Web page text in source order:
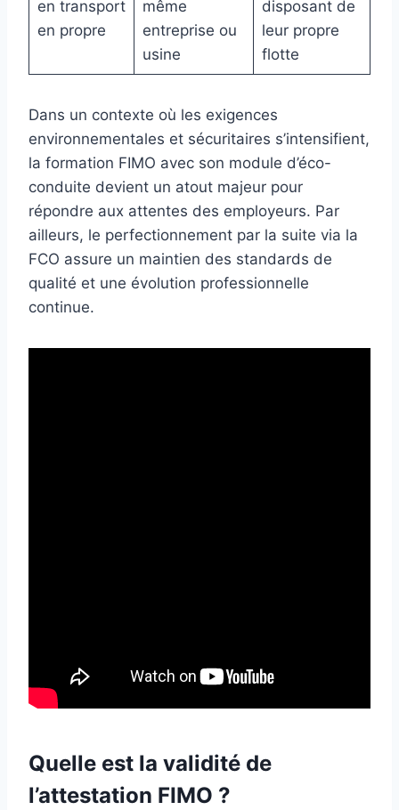
en transport
en propre
même
entreprise ou
usine
disposant de
leur propre
flotte
Dans un contexte où les exigences
environnementales et sécuritaires s’intensifient,
la formation FIMO avec son module d’éco-
conduite devient un atout majeur pour
répondre aux attentes des employeurs. Par
ailleurs, le perfectionnement par la suite via la
FCO assure un maintien des standards de
qualité et une évolution professionnelle
continue.
Quelle est la validité de
l’attestation FIMO ?